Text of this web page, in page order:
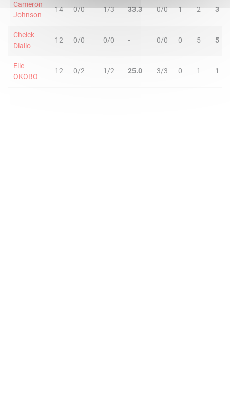
Cameron
Johnson
14 0/0 1/3 33.3 0/0 1 2 3
Cheick
Diallo
12 0/0 0/0 - 0/0 0 5 5
Elie
OKOBO
12 0/2 1/2 25.0 3/3 0 1 1